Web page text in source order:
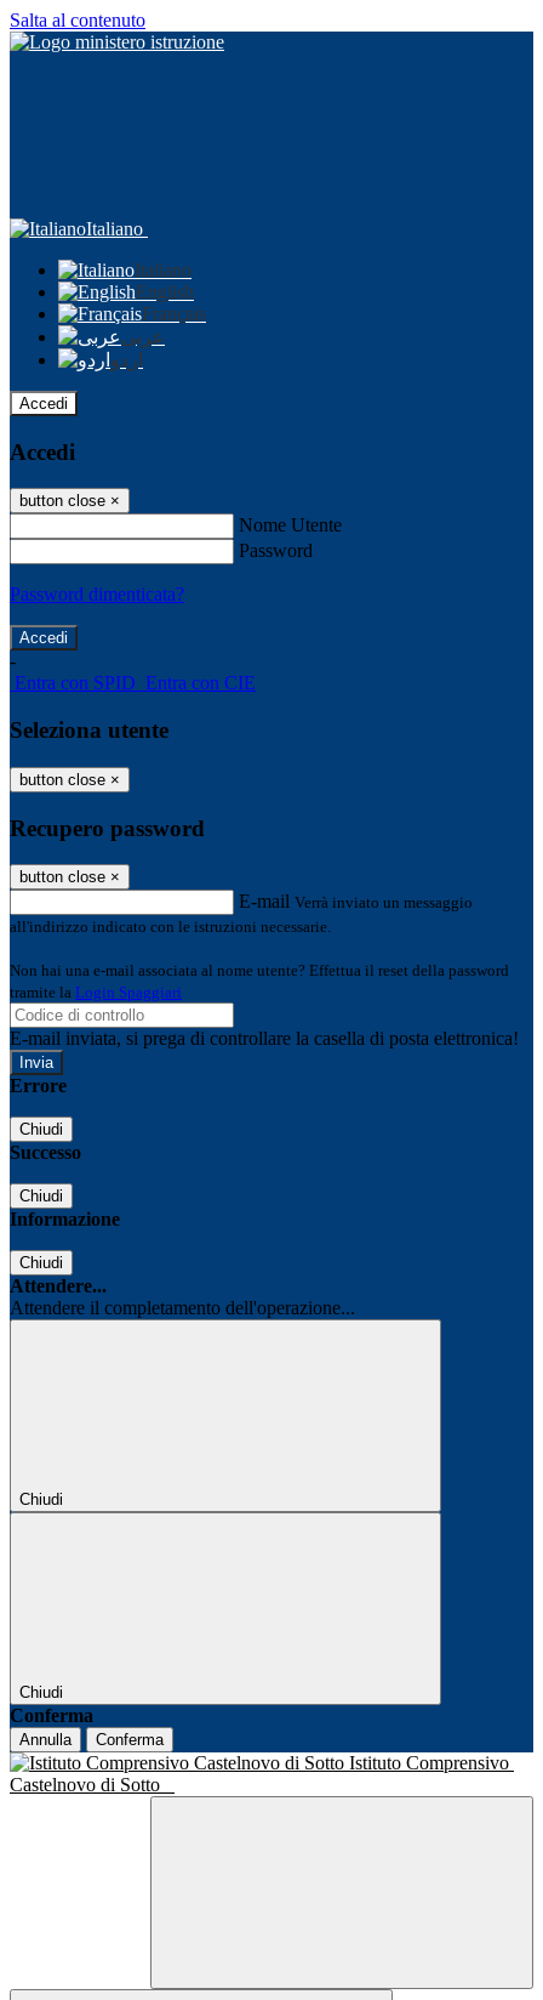
Salta al contenuto
Italiano
Italiano
English
Français
عربى
اردو
Accedi
Accedi
button close ×
Nome Utente
Password
Password dimenticata?
-
Entra con SPID Entra con CIE
Seleziona utente
button close ×
Recupero password
button close ×
E-mail Verrà inviato un messaggio
all'indirizzo indicato con le istruzioni necessarie.
Non hai una e-mail associata al nome utente? Effettua il reset della password
tramite la Login Spaggiari
E-mail inviata, si prega di controllare la casella di posta elettronica!
Errore
Chiudi
Successo
Chiudi
Informazione
Chiudi
Attendere...
Attendere il completamento dell'operazione...
Chiudi
Chiudi
Conferma
Annulla Conferma
Istituto Comprensivo
Castelnovo di Sotto